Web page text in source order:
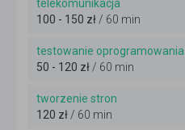
telekomunikacja
100 - 150 zł/ 60 min
testowanie oprogramowania
50 - 120 zł/ 60 min
tworzenie stron
120 zł/ 60 min